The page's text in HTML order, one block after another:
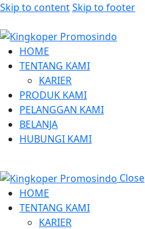
Skip to contentSkip to footer
HOME
TENTANG KAMI
KARIER
PRODUK KAMI
PELANGGAN KAMI
BELANJA
HUBUNGI KAMI
Close
HOME
TENTANG KAMI
KARIER